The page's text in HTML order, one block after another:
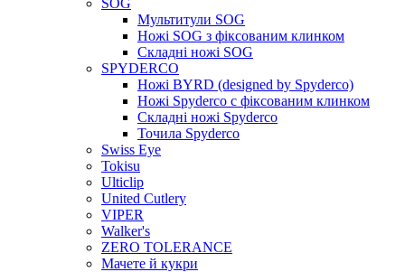
Мультитули SOG
Ножі SOG з фіксованим клинком
Складні ножі SOG
SPYDERCO
Ножі BYRD (designed by Spyderco)
Ножі Spyderco c фіксованим клинком
Складні ножі Spyderco
Точила Spyderco
Swiss Eye
Tokisu
Ulticlip
United Cutlery
VIPER
Walker's
ZERO TOLERANCE
Мачете й кукри